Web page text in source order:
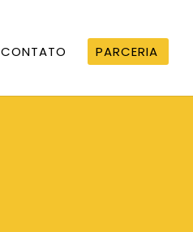
CONTATO PARCERIA